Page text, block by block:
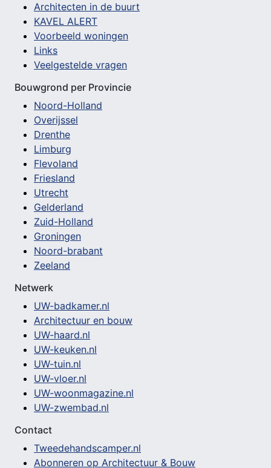
Architecten in de buurt
KAVEL ALERT
Voorbeeld woningen
Links
Veelgestelde vragen
Bouwgrond per Provincie
Noord-Holland
Overijssel
Drenthe
Limburg
Flevoland
Friesland
Utrecht
Gelderland
Zuid-Holland
Groningen
Noord-brabant
Zeeland
Netwerk
UW-badkamer.nl
Architectuur en bouw
UW-haard.nl
UW-keuken.nl
UW-tuin.nl
UW-vloer.nl
UW-woonmagazine.nl
UW-zwembad.nl
Contact
Tweedehandscamper.nl
Abonneren op Architectuur & Bouw